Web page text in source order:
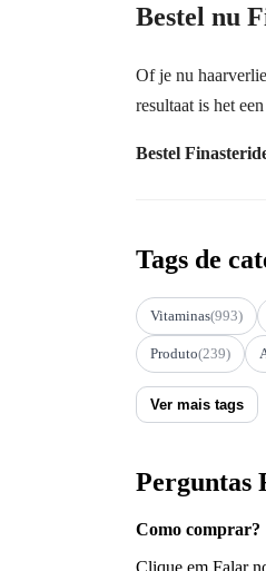
Bestel nu
Of je nu
resultaat is het
Bestel
Tags de
Vitaminas(993)
Produto(239)
Ver mais tags
Perguntas
Como comprar?